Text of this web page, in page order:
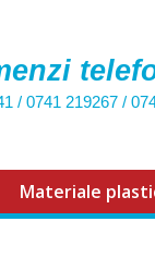
/ 0741 219267/
Materiale